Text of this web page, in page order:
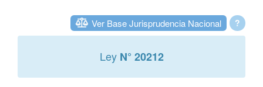
?
Ver Base Jurisprudencia Nacional
Ley N° 20212